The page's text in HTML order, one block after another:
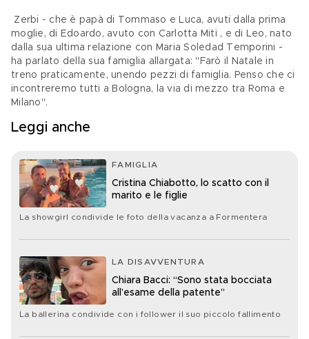
moglie, di Edoardo, avuto con Carlotta Miti , e di Leo, nato
dalla sua ultima relazione con Maria Soledad Temporini -
ha parlato della sua famiglia allargata: "Farò il Natale in
treno praticamente, unendo pezzi di famiglia. Penso che ci
incontreremo tutti a Bologna, la via di mezzo tra Roma e
Milano".
Leggi anche
FAMIGLIA
Cristina Chiabotto, lo scatto con il
marito e le figlie
La showgirl condivide le foto della vacanza a Formentera
LA DISAVVENTURA
Chiara Bacci: “Sono stata bocciata
all’esame della patente”
La ballerina condivide con i follower il suo piccolo fallimento